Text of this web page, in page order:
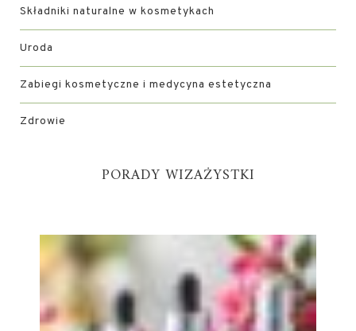
Składniki naturalne w kosmetykach
Uroda
Zabiegi kosmetyczne i medycyna estetyczna
Zdrowie
PORADY WIZAŻYSTKI